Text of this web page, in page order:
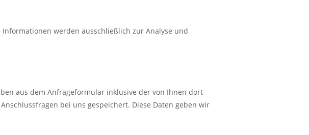
werden ausschließlich zur Analyse und
aus dem Anfrageformular inklusive der von Ihnen dort
bei uns gespeichert. Diese Daten geben wir